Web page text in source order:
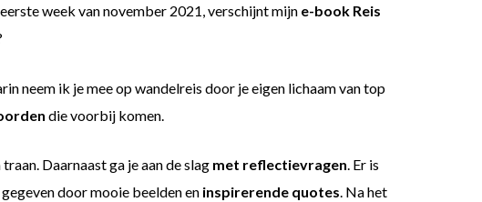
week van november 2021, verschijnt mijn e-book Reis
neem ik je mee op wandelreis door je eigen lichaam van top
die voorbij komen.
Daarnaast ga je aan de slag met reflectievragen. Er is
door mooie beelden en inspirerende quotes. Na het